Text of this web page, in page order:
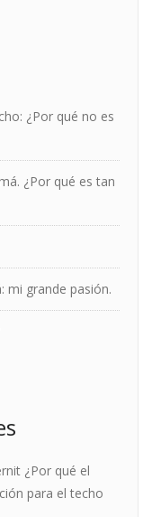
¿Por qué no es
¿Por qué es tan
mi grande pasión.
¿Por qué el
para el techo